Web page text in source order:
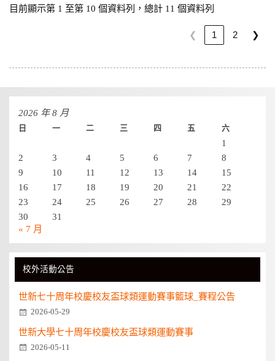
目前顯示第 1 至第 10 個資料列，總計 11 個資料列
❮ 1 2 ❯
2026 年 8 月
日 一 二 三 四 五 六
1
2
3 4 5 6 7
8
9
10 11 12 13 14
15
16
17 18 19 20 21
22
23
24 25 26 27 28
29
30
31
« 7 月
校外活動公告
世新七十周年校慶校友盃球類運動賽事籃球_賽程公告
2026-05-29
世新大學七十周年校慶校友盃球類運動賽事
2026-05-11